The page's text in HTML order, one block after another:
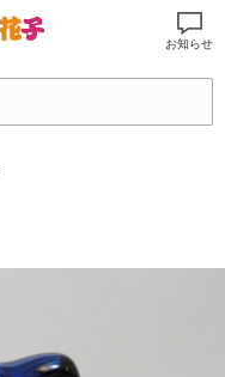
お知らせ